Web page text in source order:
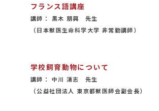
フランス語講座
講師： 黒木 朋興 先生
（日本獣医生命科学大学 非常勤講師）
学校飼育動物について
講師： 中川 清志 先生
（公益社団法人 東京都獣医師会副会長）